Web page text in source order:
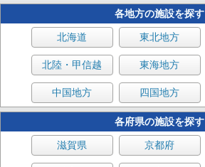
各地方の施設を探す
北海道 東北地方
北陸・甲信越 東海地方
中国地方 四国地方
各府県の施設を探す
滋賀県 京都府